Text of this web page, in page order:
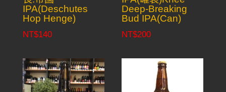
IPA(Deschutes
Hop Henge)
NT$140
Deep-Breaking
Bud IPA(Can)
NT$200